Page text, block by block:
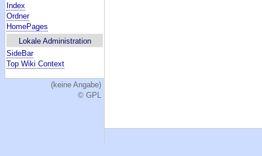
Index
Ordner
HomePages
Lokale Administration
SideBar
Top Wiki Context
(keine Angabe)
© GPL